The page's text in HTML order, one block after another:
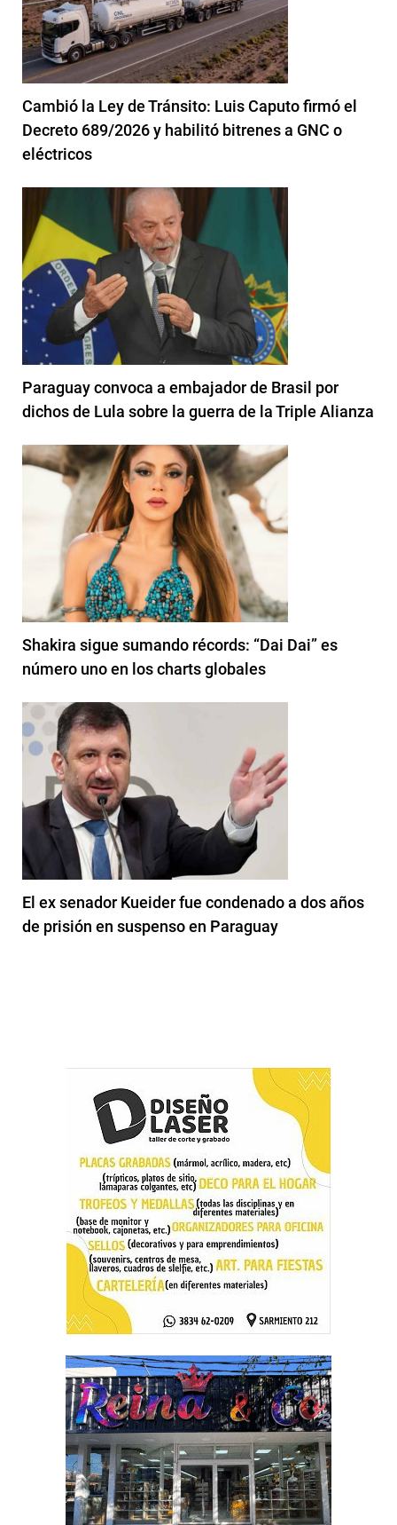
Cambió la Ley de Tránsito: Luis Caputo firmó el
Decreto 689/2026 y habilitó bitrenes a GNC o
eléctricos
Paraguay convoca a embajador de Brasil por
dichos de Lula sobre la guerra de la Triple Alianza
Shakira sigue sumando récords: “Dai Dai” es
número uno en los charts globales
El ex senador Kueider fue condenado a dos años
de prisión en suspenso en Paraguay